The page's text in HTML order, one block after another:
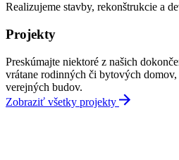
Realizujeme stavby, rekonštrukcie a
Projekty
Preskúmajte niektoré z našich
vrátane rodinných či bytových
verejných budov.
Zobraziť všetky projekty